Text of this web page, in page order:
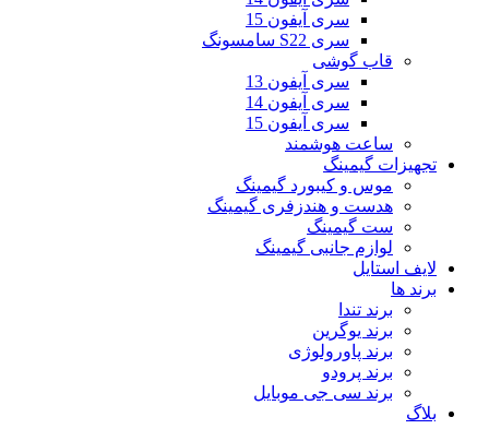
سری آیفون 15
سری S22 سامسونگ
قاب گوشی
سری آیفون 13
سری آیفون 14
سری آیفون 15
ساعت هوشمند
تجهیزات گیمینگ
موس و کیبورد گیمینگ
هدست و هندزفری گیمینگ
ست گیمینگ
لوازم جانبی گیمینگ
لایف استایل
برند ها
برند تندا
برند یوگرین
برند پاورولوژی
برند پرودو
برند سی جی موبایل
بلاگ